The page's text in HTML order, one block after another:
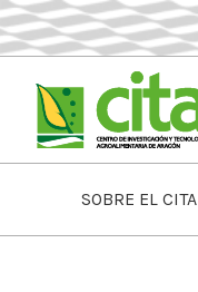
SOBRE EL CITA